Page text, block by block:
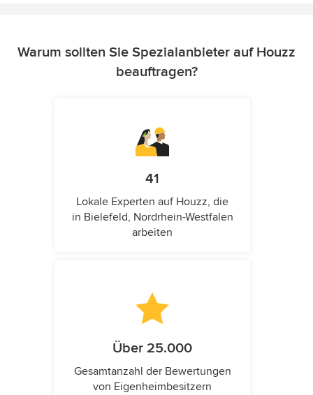
Warum sollten Sie Spezialanbieter auf Houzz
beauftragen?
41
Lokale Experten auf Houzz, die
in Bielefeld, Nordrhein-Westfalen
arbeiten
Über 25.000
Gesamtanzahl der Bewertungen
von Eigenheimbesitzern